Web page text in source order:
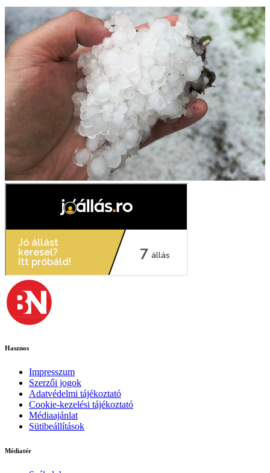
Hasznos
Impresszum
Szerzői jogok
Adatvédelmi tájékoztató
Cookie-kezelési tájékoztató
Médiaajánlat
Sütibeállítások
Médiatér